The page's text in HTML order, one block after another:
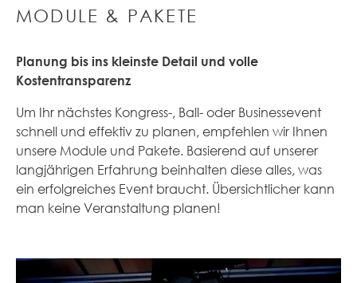
MODULE & PAKETE
Planung bis ins kleinste Detail und volle
Kostentransparenz
Um Ihr nächstes Kongress-, Ball- oder Businessevent
schnell und effektiv zu planen, empfehlen wir Ihnen
unsere Module und Pakete. Basierend auf unserer
langjährigen Erfahrung beinhalten diese alles, was
ein erfolgreiches Event braucht. Übersichtlicher kann
man keine Veranstaltung planen!